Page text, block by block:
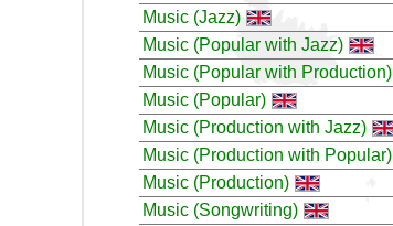
Music (Jazz)
Music (Popular with Jazz)
Music (Popular with Production)
Music (Popular)
Music (Production with Jazz)
Music (Production with Popular)
Music (Production)
Music (Songwriting)